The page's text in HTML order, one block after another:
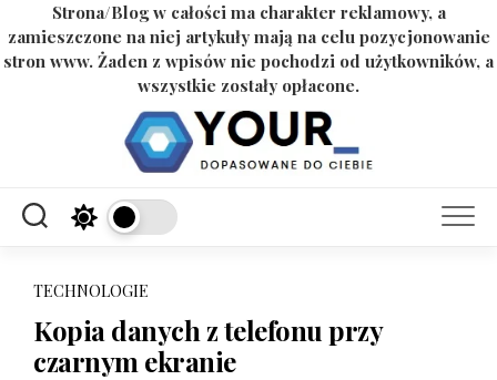
Strona/Blog w całości ma charakter reklamowy, a
zamieszczone na niej artykuły mają na celu pozycjonowanie
stron www. Żaden z wpisów nie pochodzi od użytkowników, a
wszystkie zostały opłacone.
TECHNOLOGIE
Kopia danych z telefonu przy
czarnym ekranie